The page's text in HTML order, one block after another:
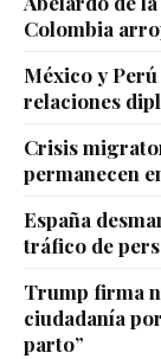
Colombia
México y
relaciones
Crisis
permanecen
España
tráfico de
Trump firma
ciudadanía
parto”